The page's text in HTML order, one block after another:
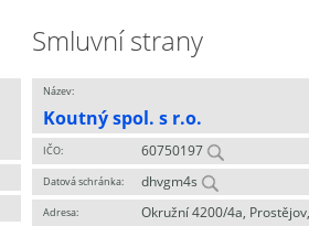
Smluvní strany
Název:
Koutný spol. s r.o.
IČO: 60750197
Datová schránka: dhvgm4s
Adresa:
Okružní 4200/4a,